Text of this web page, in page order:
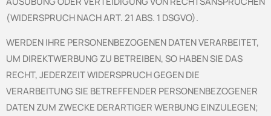
(WIDERSPRUCH NACH ART. 21 ABS. 1 DSGVO).
WERDEN IHRE PERSONENBEZOGENEN DATEN VERARBEITET,
UM DIREKTWERBUNG ZU BETREIBEN, SO HABEN SIE DAS
RECHT, JEDERZEIT WIDERSPRUCH GEGEN DIE
VERARBEITUNG SIE BETREFFENDER PERSONENBEZOGENER
DATEN ZUM ZWECKE DERARTIGER WERBUNG EINZULEGEN;